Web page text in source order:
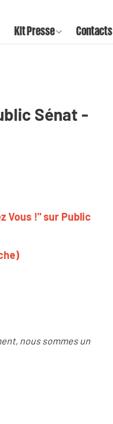
Kit Presse Contacts
Sénat -
Vous !" sur Public
nous sommes un